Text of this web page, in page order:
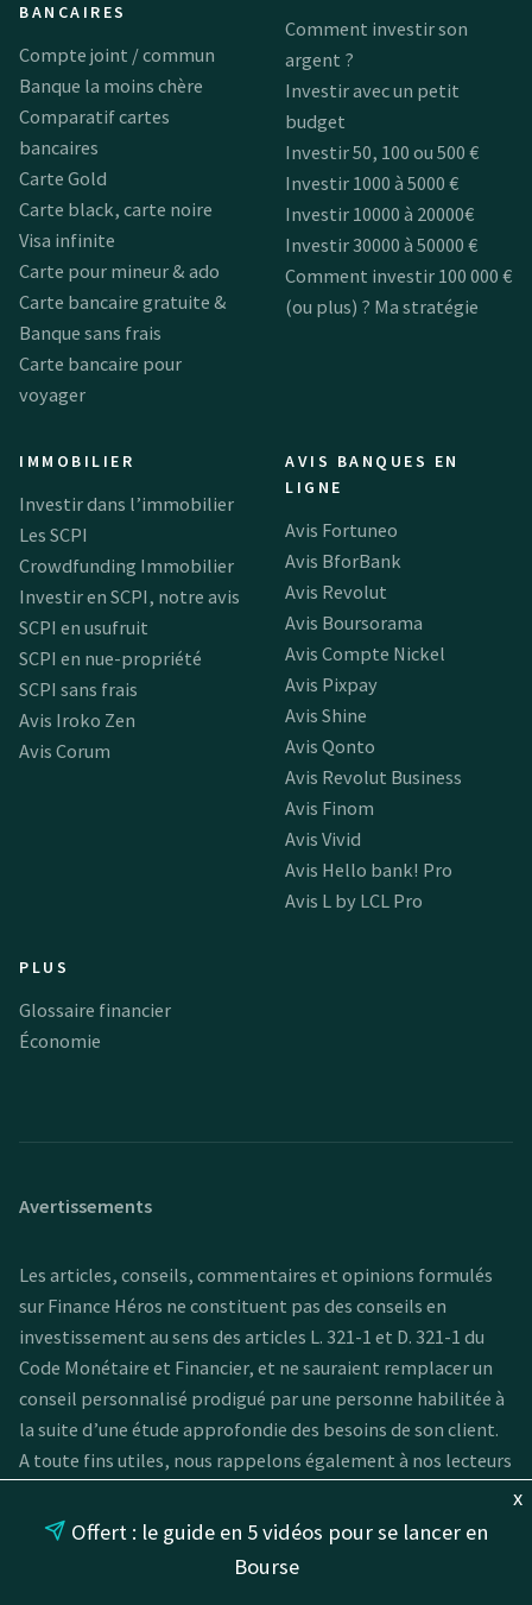
x
Offert : le guide en 5 vidéos pour se lancer en
Bourse
BANCAIRES
Compte joint / commun
Banque la moins chère
Comparatif cartes
bancaires
Carte Gold
Carte black, carte noire
Visa infinite
Carte pour mineur & ado
Carte bancaire gratuite &
Banque sans frais
Carte bancaire pour
voyager
Comment investir son
argent ?
Investir avec un petit
budget
Investir 50, 100 ou 500 €
Investir 1000 à 5000 €
Investir 10000 à 20000€
Investir 30000 à 50000 €
Comment investir 100 000 €
(ou plus) ? Ma stratégie
IMMOBILIER
Investir dans l’immobilier
Les SCPI
Crowdfunding Immobilier
Investir en SCPI, notre avis
SCPI en usufruit
SCPI en nue-propriété
SCPI sans frais
Avis Iroko Zen
Avis Corum
AVIS BANQUES EN
LIGNE
Avis Fortuneo
Avis BforBank
Avis Revolut
Avis Boursorama
Avis Compte Nickel
Avis Pixpay
Avis Shine
Avis Qonto
Avis Revolut Business
Avis Finom
Avis Vivid
Avis Hello bank! Pro
Avis L by LCL Pro
PLUS
Glossaire financier
Économie
Avertissements
Les articles, conseils, commentaires et opinions formulés
sur Finance Héros ne constituent pas des conseils en
investissement au sens des articles L. 321-1 et D. 321-1 du
Code Monétaire et Financier, et ne sauraient remplacer un
conseil personnalisé prodigué par une personne habilitée à
la suite d’une étude approfondie des besoins de son client.
A toute fins utiles, nous rappelons également à nos lecteurs
performances futures et qu'investir comporte un risque de